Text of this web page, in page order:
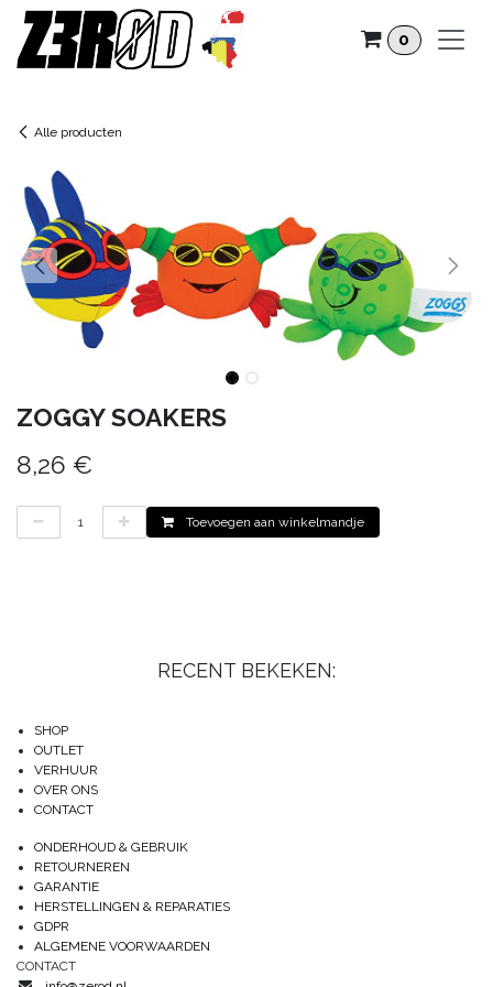
Overslaan naar inhoud
0
Alle producten
ZOGGY SOAKERS
8,26 €
Toevoegen aan winkelmandje
RECENT BEKEKEN:
SHOP
OUTLET
VERHUUR
OVER ONS
CONTACT
ONDERHOUD & GEBRUIK
RETOURNEREN
GARANTIE
HERSTELLINGEN & REPARATIES
GDPR
ALGEMENE VOORWAARDEN
CONTACT